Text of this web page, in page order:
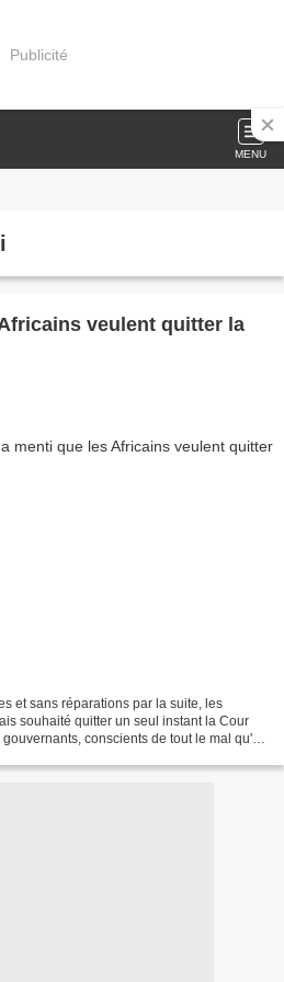
Publicité
MENU
veulent quitter la
et sans réparations par la suite, les
souhaité quitter un seul instant la Cour
conscients de tout le mal qu'ils